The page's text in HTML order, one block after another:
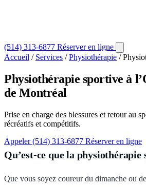
(514) 313-6877 Réserver en ligne
Accueil / Services / Physiothérapie /
Physiothérapie sportive à
de Montréal
Prise en charge des blessures et retour au
récréatifs et compétitifs.
Appeler (514) 313-6877 Réserver en ligne
Qu’est-ce que la physiothérapie
Que vous soyez coureur du dimanche ou